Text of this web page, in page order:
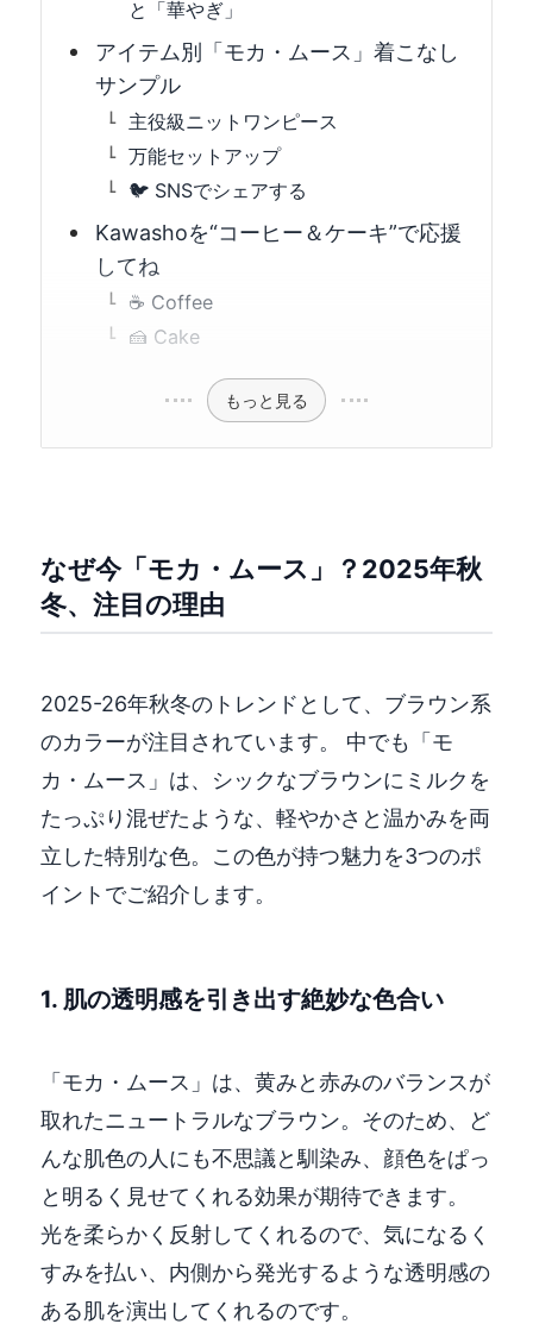
と「華やぎ」
アイテム別「モカ・ムース」着こなし
サンプル
主役級ニットワンピース
万能セットアップ
🐦 SNSでシェアする
Kawashoを“コーヒー＆ケーキ”で応援
してね
☕ Coffee
🍰 Cake
もっと見る
なぜ今「モカ・ムース」？2025年秋
冬、注目の理由
2025-26年秋冬のトレンドとして、ブラウン系
のカラーが注目されています。 中でも「モ
カ・ムース」は、シックなブラウンにミルクを
たっぷり混ぜたような、軽やかさと温かみを両
立した特別な色。この色が持つ魅力を3つのポ
イントでご紹介します。
1. 肌の透明感を引き出す絶妙な色合い
「モカ・ムース」は、黄みと赤みのバランスが
取れたニュートラルなブラウン。そのため、ど
んな肌色の人にも不思議と馴染み、顔色をぱっ
と明るく見せてくれる効果が期待できます。
光を柔らかく反射してくれるので、気になるく
すみを払い、内側から発光するような透明感の
ある肌を演出してくれるのです。